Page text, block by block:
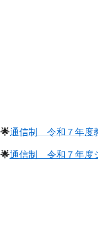
🌟通信制 令和７年度
🌟通信制 令和７年度